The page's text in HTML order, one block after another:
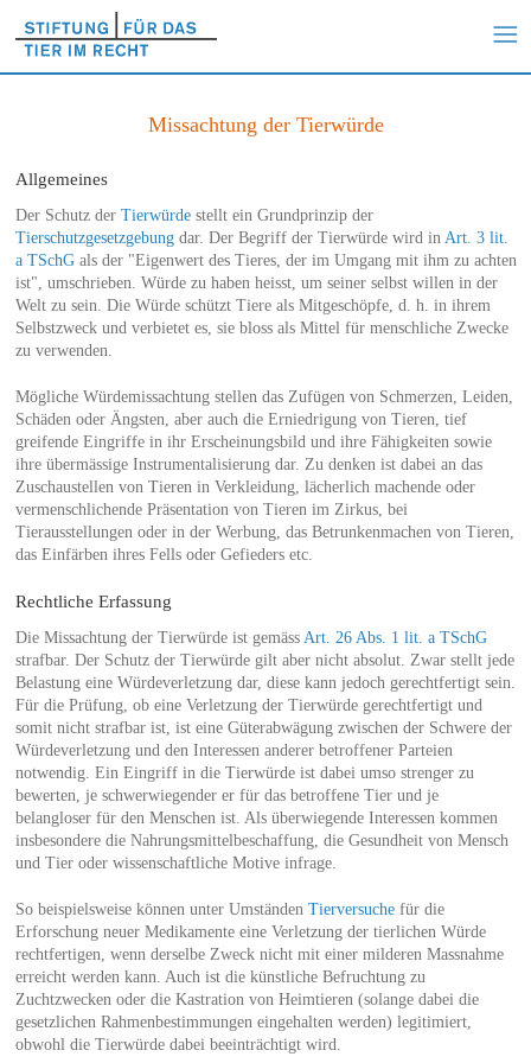
Missachtung der Tierwürde
Allgemeines
Der Schutz der Tierwürdestellt ein Grundprinzip der
Tierschutzgesetzgebungdar. Der Begriff der Tierwürde wird in Art. 3 lit.
a TSchGals der "Eigenwert des Tieres, der im Umgang mit ihm zu achten
ist", umschrieben. Würde zu haben heisst, um seiner selbst willen in der
Welt zu sein. Die Würde schützt Tiere als Mitgeschöpfe, d. h. in ihrem
Selbstzweck und verbietet es, sie bloss als Mittel für menschliche Zwecke
zu verwenden.
Mögliche Würdemissachtung stellen das Zufügen von Schmerzen, Leiden,
Schäden oder Ängsten, aber auch die Erniedrigung von Tieren, tief
greifende Eingriffe in ihr Erscheinungsbild und ihre Fähigkeiten sowie
ihre übermässige Instrumentalisierung dar. Zu denken ist dabei an das
Zuschaustellen von Tieren in Verkleidung, lächerlich machende oder
vermenschlichende Präsentation von Tieren im Zirkus, bei
Tierausstellungen oder in der Werbung, das Betrunkenmachen von Tieren,
das Einfärben ihres Fells oder Gefieders etc.
Rechtliche Erfassung
Die Missachtung der Tierwürde ist gemäss Art. 26 Abs. 1 lit. a TSchG
strafbar. Der Schutz der Tierwürde gilt aber nicht absolut. Zwar stellt jede
Belastung eine Würdeverletzung dar, diese kann jedoch gerechtfertigt sein.
Für die Prüfung, ob eine Verletzung der Tierwürde gerechtfertigt und
somit nicht strafbar ist, ist eine Güterabwägung zwischen der Schwere der
Würdeverletzung und den Interessen anderer betroffener Parteien
notwendig. Ein Eingriff in die Tierwürde ist dabei umso strenger zu
bewerten, je schwerwiegender er für das betroffene Tier und je
belangloser für den Menschen ist. Als überwiegende Interessen kommen
insbesondere die Nahrungsmittelbeschaffung, die Gesundheit von Mensch
und Tier oder wissenschaftliche Motive infrage.
So beispielsweise können unter Umständen Tierversuchefür die
Erforschung neuer Medikamente eine Verletzung der tierlichen Würde
rechtfertigen, wenn derselbe Zweck nicht mit einer milderen Massnahme
erreicht werden kann. Auch ist die künstliche Befruchtung zu
Zuchtzwecken oder die Kastration von Heimtieren (solange dabei die
gesetzlichen Rahmenbestimmungen eingehalten werden) legitimiert,
obwohl die Tierwürde dabei beeinträchtigt wird.